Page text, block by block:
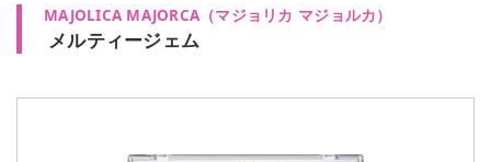
MAJOLICA MAJORCA（マジョリカ マジョルカ）
メルティージェム